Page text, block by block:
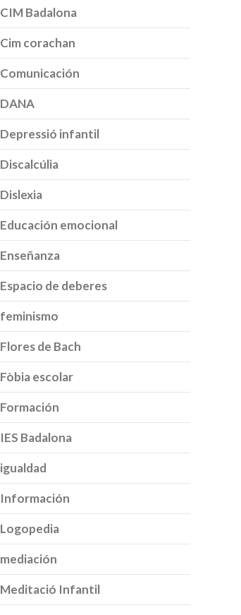
CIM Badalona
Cim corachan
Comunicación
DANA
Depressió infantil
Discalcúlia
Dislexia
Educación emocional
Enseñanza
Espacio de deberes
feminismo
Flores de Bach
Fòbia escolar
Formación
IES Badalona
igualdad
Información
Logopedia
mediación
Meditació Infantil